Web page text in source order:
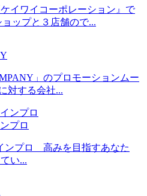
イワイコーポレーション』で
ップと３店舗ので...
」のプロモーションムー
対する会社...
プロ
ンプロ 高みを目指すあなた
い...